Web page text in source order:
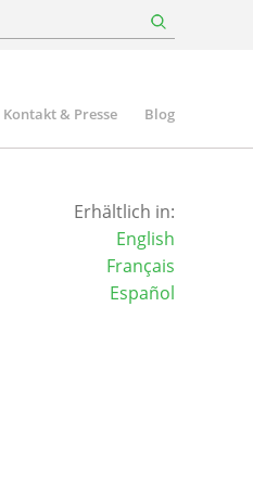
Kontakt & Presse Blog
Erhältlich in:
English
Français
Español